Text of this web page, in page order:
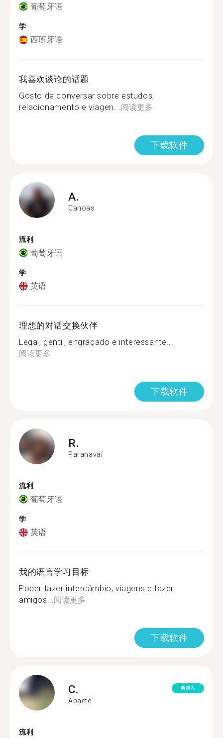
葡萄牙语
学
西班牙语
我喜欢谈论的话题
Gosto de conversar sobre estudos,
relacionamento e viagen...阅读更多
下载软件
A.
Canoas
流利
葡萄牙语
学
英语
理想的对话交换伙伴
Legal, gentil, engraçado e interessante...
阅读更多
下载软件
R.
Paranavaí
流利
葡萄牙语
学
英语
我的语言学习目标
Poder fazer intercâmbio, viagens e fazer
amigos...阅读更多
下载软件
C.
Abaeté
新加入
流利